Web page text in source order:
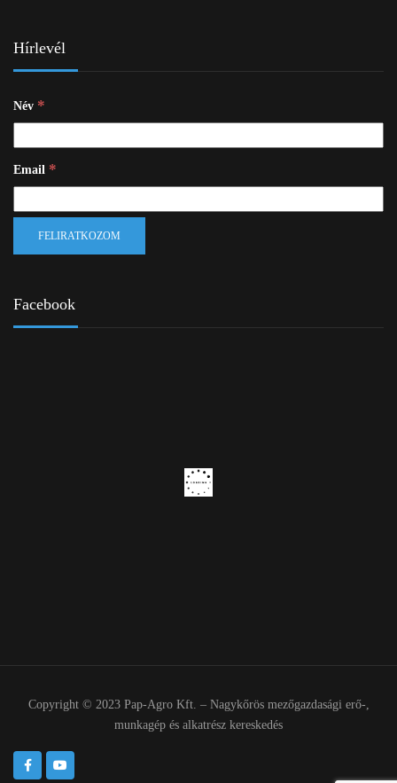
Hírlevél
Név *
Email *
Facebook
Copyright © 2023 Pap-Agro Kft. – Nagykőrös mezőgazdasági erő-,
munkagép és alkatrész kereskedés